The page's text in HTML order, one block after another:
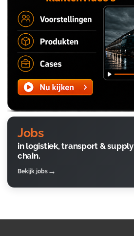
Jobs
in logistiek, transport & supply
chain.
Bekijk jobs